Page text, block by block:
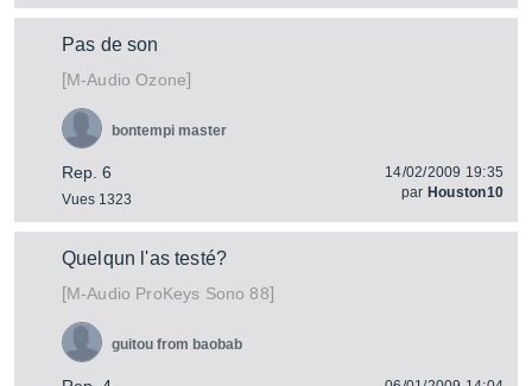
Pas de son
[M-Audio Ozone]
Rep. 6
Vues 1323
bontempi master
14/02/2009 19:35
par Houston10
Quelqun l'as testé?
[M-Audio ProKeys Sono 88]
guitou from baobab